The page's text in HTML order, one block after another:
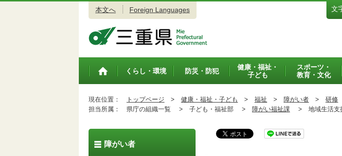
本文へ Foreign Languages 文
トップペ
くらし・環境 防災・防犯
健康・福祉・
子ども
スポーツ・
教育・文化
現在位置： トップページ > 健康・福祉・子ども > 福祉 > 障がい者 > 研修
担当所属：
県庁の組織一覧 > 子ども・福祉部 > 障がい福祉課 > 地域生活
障がい者